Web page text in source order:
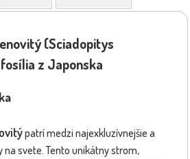
(Sciadopitys
z Japonska
patrí medzi najexkluzívnejšie a
na svete. Tento unikátny strom,